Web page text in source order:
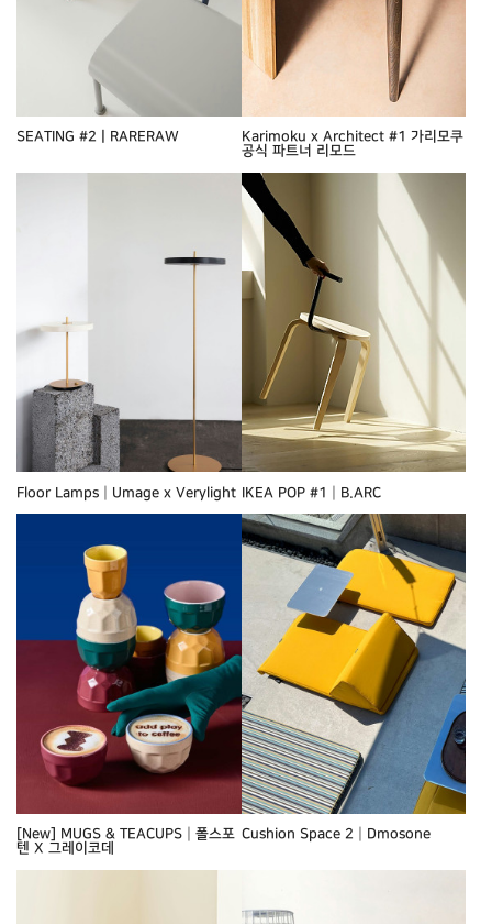
SEATING #2ㅣRARERAW
Karimoku x Architect #1 가리모쿠
공식 파트너 리모드
Floor Lamps┃Umage x Verylight IKEA POP #1┃B.ARC
[New] MUGS & TEACUPS┃폴스포
텐 X 그레이코데
Cushion Space 2┃Dmosone